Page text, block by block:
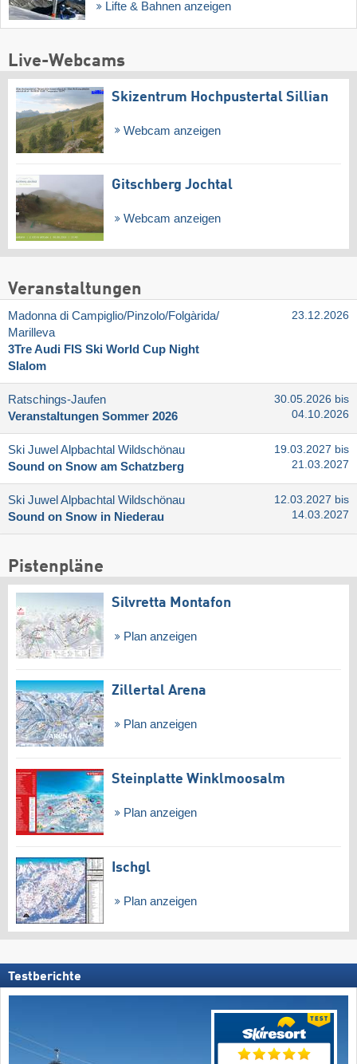
Lifte & Bahnen anzeigen
Live-Webcams
Skizentrum Hochpustertal Sillian
Webcam anzeigen
Gitschberg Jochtal
Webcam anzeigen
Veranstaltungen
Madonna di Campiglio/​Pinzolo/​Folgàrida/​
Marilleva
3Tre Audi FIS Ski World Cup Night
Slalom
23.12.2026
Ratschings-Jaufen
Veranstaltungen Sommer 2026
30.05.2026 bis
04.10.2026
Ski Juwel Alpbachtal Wildschönau
Sound on Snow am Schatzberg
19.03.2027 bis
21.03.2027
Ski Juwel Alpbachtal Wildschönau
Sound on Snow in Niederau
12.03.2027 bis
14.03.2027
Pistenpläne
Silvretta Montafon
Plan anzeigen
Zillertal Arena
Plan anzeigen
Steinplatte Winklmoosalm
Plan anzeigen
Ischgl
Plan anzeigen
Testberichte